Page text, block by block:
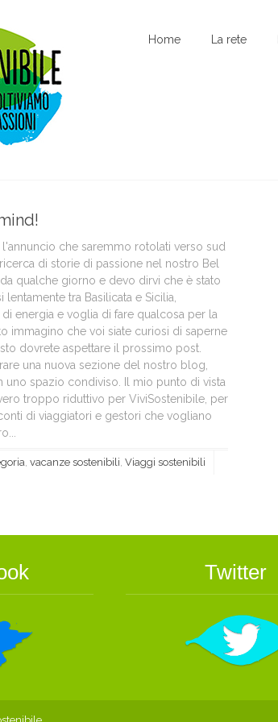
Home La rete
che saremmo rotolati verso sud
di storie di passione nel nostro Bel
da qualche giorno e devo dirvi che è stato
tra Basilicata e Sicilia,
energia e voglia di fare qualcosa per la
immagino che voi siate curiosi di saperne
dovrete aspettare il prossimo post.
una nuova sezione del nostro blog,
uno spazio condiviso. Il mio punto di vista
troppo riduttivo per ViviSostenibile, per
di viaggiatori e gestori che vogliano
, vacanze sostenibili, Viaggi sostenibili
Twitter